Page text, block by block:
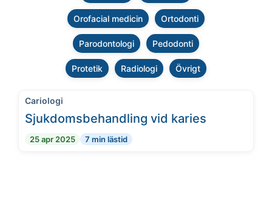
Orofacial medicin Ortodonti
Parodontologi Pedodonti
Protetik Radiologi Övrigt
Cariologi
Sjukdomsbehandling vid karies
25 apr 2025 7 min lästid